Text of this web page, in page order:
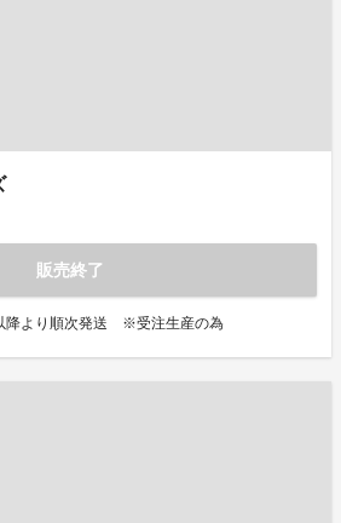
販売終了
降より順次発送 ※受注生産の為